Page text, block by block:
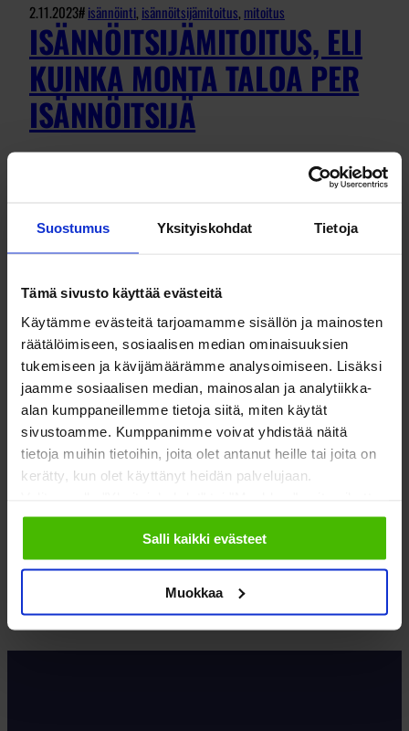
Suostumus Yksityiskohdat Tietoja
Tämä sivusto käyttää evästeitä
Käytämme evästeitä tarjoamamme sisällön ja mainosten
räätälöimiseen, sosiaalisen median ominaisuuksien
tukemiseen ja kävijämäärämme analysoimiseen. Lisäksi
jaamme sosiaalisen median, mainosalan ja analytiikka-
alan kumppaneillemme tietoja siitä, miten käytät
sivustoamme. Kumppanimme voivat yhdistää näitä
tietoja muihin tietoihin, joita olet antanut heille tai joita on
kerätty, kun olet käyttänyt heidän palvelujaan.
sallimiisi evästeisiin.
Salli kaikki evästeet
Muokkaa
2.11.2023#isännöinti, isännöitsijämitoitus, mitoitus
ISÄNNÖITSIJÄMITOITUS, ELI
KUINKA MONTA TALOA PER
ISÄNNÖITSIJÄ
montaako taloyhtiötä isännöitsijä saa tai voi
oikeaa vastausta kysymykseen ei ole…
LUE LISÄÄ